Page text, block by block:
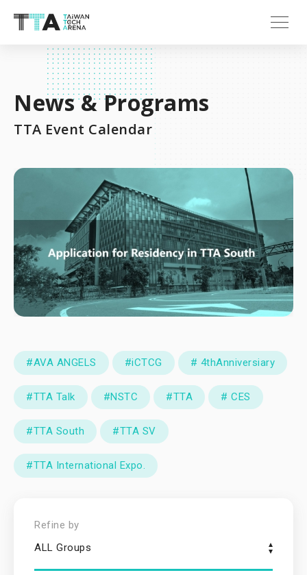
News & Programs
TTA Event Calendar
#AVA ANGELS #iCTCG # 4thAnniversiary
#TTA Talk #NSTC #TTA # CES
#TTA South #TTA SV
#TTA International Expo.
Refine by
ALL Groups